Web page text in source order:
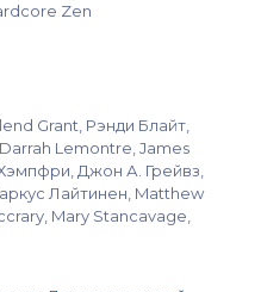
Zen
Grant, Рэнди Блайт,
Lemontre, James
Джон А. Грейвз,
Лайтинен, Matthew
Mary Stancavage,